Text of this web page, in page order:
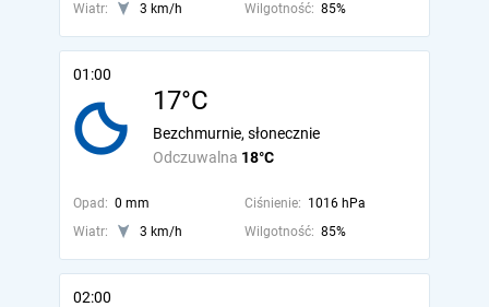
Wiatr:
3 km/h Wilgotność: 85%
01:00
17°C
Odczuwalna 18°C
Bezchmurnie, słonecznie
Opad: 0 mm Ciśnienie: 1016 hPa
Wiatr:
3 km/h Wilgotność: 85%
02:00